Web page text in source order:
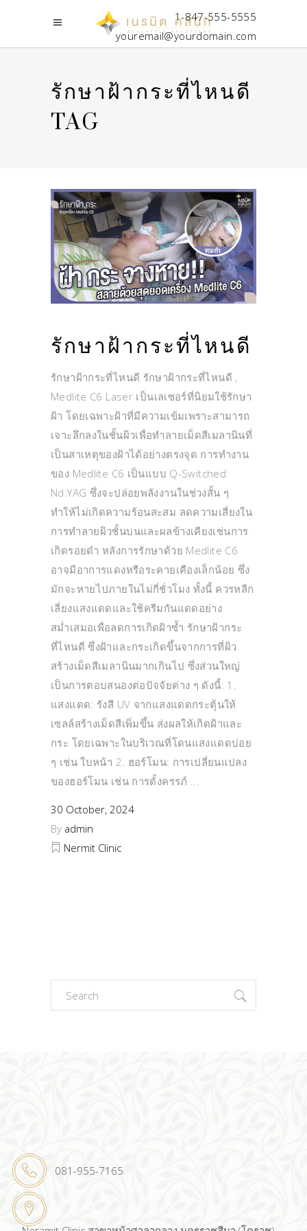
1-847-555-5555
youremail@yourdomain.com
รักษาฝ้ากระที่ไหนดี
TAG
รักษาฝ้ากระที่ไหนดี
รักษาฝ้ากระที่ไหนดี รักษาฝ้ากระที่ไหนดี ,
Medlite C6 Laser เป็นเลเซอร์ที่นิยมใช้รักษา
ฝ้า โดยเฉพาะฝ้าที่มีความเข้มเพราะสามารถ
เจาะลึกลงในชั้นผิวเพื่อทำลายเม็ดสีเมลานินที่
เป็นสาเหตุของฝ้าได้อย่างตรงจุด การทำงาน
ของ Medlite C6 เป็นแบบ Q-Switched
Nd:YAG ซึ่งจะปล่อยพลังงานในช่วงสั้น ๆ
ทำให้ไม่เกิดความร้อนสะสม ลดความเสี่ยงใน
การทำลายผิวชั้นบนและผลข้างเคียงเช่นการ
เกิดรอยดำ หลังการรักษาด้วย Medlite C6
อาจมีอาการแดงหรือระคายเคืองเล็กน้อย ซึ่ง
มักจะหายไปภายในไม่กี่ชั่วโมง ทั้งนี้ ควรหลีก
เลี่ยงแสงแดดและใช้ครีมกันแดดอย่าง
สม่ำเสมอเพื่อลดการเกิดฝ้าซ้ำ รักษาฝ้ากระ
ที่ไหนดี ซึ่งฝ้าและกระเกิดขึ้นจากการที่ผิว
สร้างเม็ดสีเมลานินมากเกินไป ซึ่งส่วนใหญ่
เป็นการตอบสนองต่อปัจจัยต่าง ๆ ดังนี้: 1.
แสงแดด: รังสี UV จากแสงแดดกระตุ้นให้
เซลล์สร้างเม็ดสีเพิ่มขึ้น ส่งผลให้เกิดฝ้าและ
กระ โดยเฉพาะในบริเวณที่โดนแสงแดดบ่อย
ๆ เช่น ใบหน้า 2. ฮอร์โมน: การเปลี่ยนแปลง
ของฮอร์โมน เช่น การตั้งครรภ์
30 October, 2024
By admin
Nermit Clinic
Search
for:
081-955-7165